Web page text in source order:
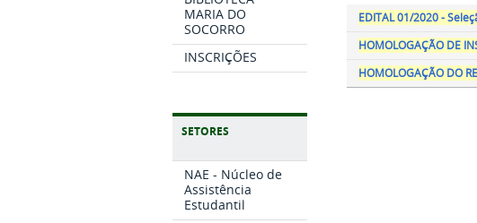
MARIA DO
SOCORRO
INSCRIÇÕES
SETORES
NAE - Núcleo de
Assistência
Estudantil
EDITAL 01/2020 -
HOMOLOGAÇÃO DE
HOMOLOGAÇÃO DO